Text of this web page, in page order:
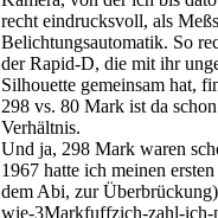
recht eindrucksvoll, als
Belichtungsautomatik. So
der Rapid-D, die mit ihr
Silhouette gemeinsam hat,
298 vs. 80 Mark ist da
Verhältnis.
Und ja, 298 Mark waren
1967 hatte ich meinen
dem Abi, zur
wie-3Markfuffzich-zahl-ich-